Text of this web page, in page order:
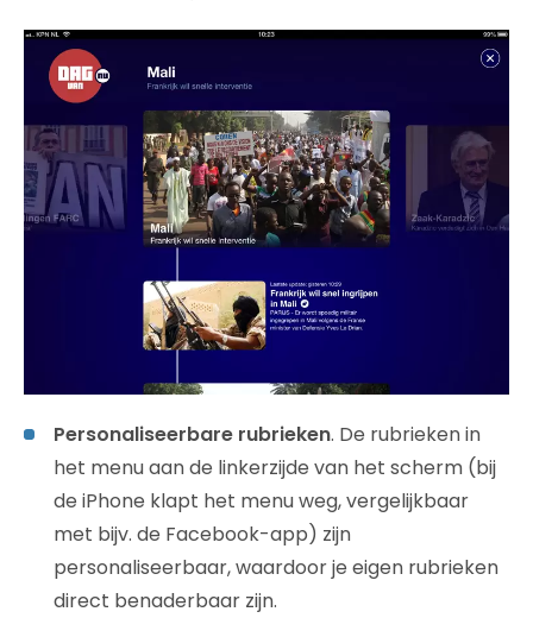
Personaliseerbare rubrieken. De rubrieken in
het menu aan de linkerzijde van het scherm (bij
de iPhone klapt het menu weg, vergelijkbaar
met bijv. de Facebook-app) zijn
personaliseerbaar, waardoor je eigen rubrieken
direct benaderbaar zijn.